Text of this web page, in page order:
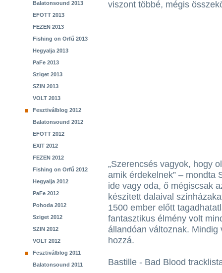
Balatonsound 2013
EFOTT 2013
FEZEN 2013
Fishing on Orfű 2013
Hegyalja 2013
PaFe 2013
Sziget 2013
SZIN 2013
VOLT 2013
Fesztiválblog 2012
Balatonsound 2012
EFOTT 2012
EXIT 2012
FEZEN 2012
Fishing on Orfű 2012
Hegyalja 2012
PaFe 2012
Pohoda 2012
Sziget 2012
SZIN 2012
VOLT 2012
Fesztiválblog 2011
Balatonsound 2011
viszont többé, mégis
„Szerencsés vagyok, hogy
amik érdekelnek” – mondta
ide vagy oda, ő mégiscsak
készített dalaival
1500 ember előtt
fantasztikus élmény volt
állandóan változnak.
hozzá.
Bastille - Bad Blood